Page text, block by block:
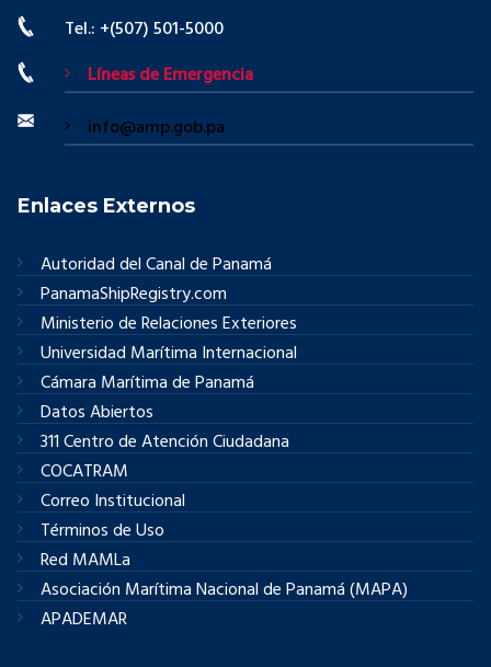
Tel.: +(507) 501-5000
Líneas de Emergencia
info@amp.gob.pa
Enlaces Externos
Autoridad del Canal de Panamá
PanamaShipRegistry.com
Ministerio de Relaciones Exteriores
Universidad Marítima Internacional
Cámara Marítima de Panamá
Datos Abiertos
311 Centro de Atención Ciudadana
COCATRAM
Correo Institucional
Términos de Uso
Red MAMLa
Asociación Marítima Nacional de Panamá (MAPA)
APADEMAR